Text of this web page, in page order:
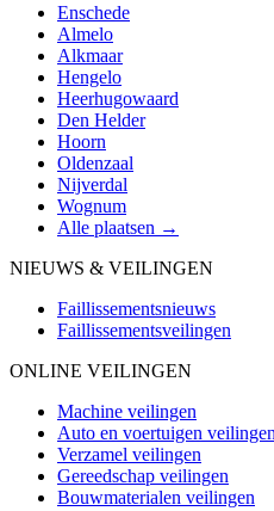
Enschede
Almelo
Alkmaar
Hengelo
Heerhugowaard
Den Helder
Hoorn
Oldenzaal
Nijverdal
Wognum
Alle plaatsen →
NIEUWS & VEILINGEN
Faillissementsnieuws
Faillissementsveilingen
ONLINE VEILINGEN
Machine veilingen
Auto en voertuigen veilingen
Verzamel veilingen
Gereedschap veilingen
Bouwmaterialen veilingen